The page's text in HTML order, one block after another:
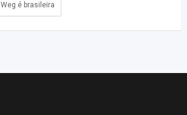
Weg é brasileira